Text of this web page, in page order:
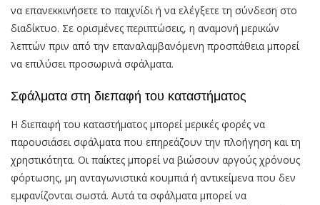
να επανεκκινήσετε το παιχνίδι ή να ελέγξετε τη σύνδεση στο
διαδίκτυο. Σε ορισμένες περιπτώσεις, η αναμονή μερικών
λεπτών πριν από την επαναλαμβανόμενη προσπάθεια μπορεί
να επιλύσει προσωρινά σφάλματα.
Σφάλματα στη διεπαφή του καταστήματος
Η διεπαφή του καταστήματος μπορεί μερικές φορές να
παρουσιάσει σφάλματα που επηρεάζουν την πλοήγηση και τη
χρηστικότητα. Οι παίκτες μπορεί να βιώσουν αργούς χρόνους
φόρτωσης, μη ανταγωνιστικά κουμπιά ή αντικείμενα που δεν
εμφανίζονται σωστά. Αυτά τα σφάλματα μπορεί να